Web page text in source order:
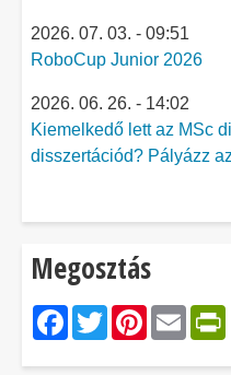
2026. 07. 03. - 09:51
RoboCup Junior 2026
2026. 06. 26. - 14:02
Kiemelkedő lett az MSc
disszertációd? Pályázz
Megosztás
Facebook
Twitter